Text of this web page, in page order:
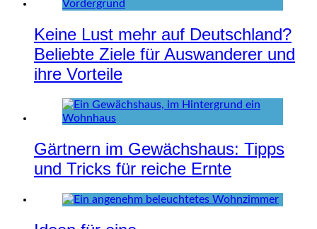
Keine Lust mehr auf Deutschland?
Beliebte Ziele für Auswanderer und
ihre Vorteile
Gärtnern im Gewächshaus: Tipps
und Tricks für reiche Ernte